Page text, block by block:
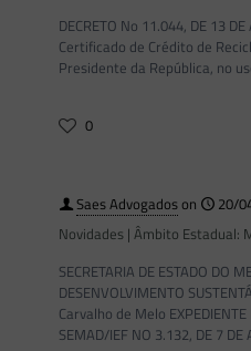
DECRETO No 11.044, DE 13
Certificado de Crédito de
Presidente da República, no
0
Saes Advogadoson
20/
Novidades | Âmbito Estadual:
SECRETARIA DE ESTADO DO
DESENVOLVIMENTO
Carvalho de Melo EXPEDIENTE
SEMAD/IEF NO 3.132, DE 7 DE